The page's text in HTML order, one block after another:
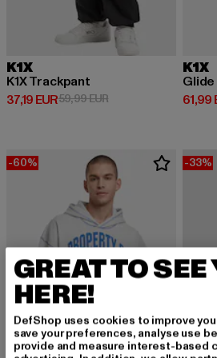
K1X
K1X Trackpant
37,19 EUR
Derzeitiger Preis: 37,19 EUR
59,99 EURAktionspreis: 59,99
K1X
Glide
61,99
-60% -33%
GREAT TO SEE
HERE!
DefShop uses cookies to improve
save your preferences, analyse use
provide and measure interest-based